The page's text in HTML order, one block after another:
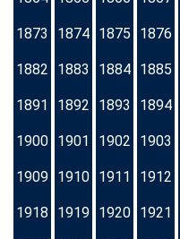
1873 1874 1875 1876
1882 1883 1884 1885
1891 1892 1893 1894
1900 1901 1902 1903
1909 1910 1911 1912
1918 1919 1920 1921